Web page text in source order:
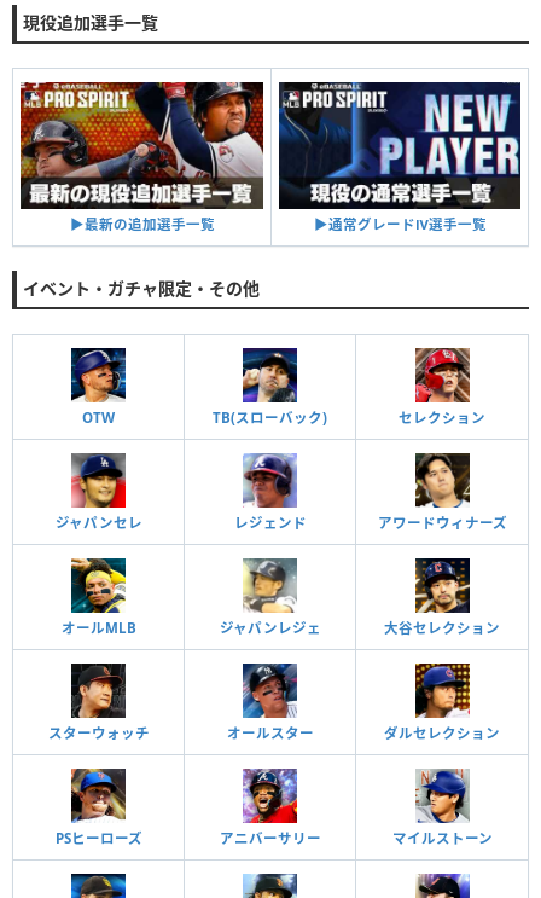
現役追加選手一覧
▶︎最新の追加選手一覧 ▶︎通常グレードⅣ選手一覧
イベント・ガチャ限定・その他
OTW TB(スローバック) セレクション
ジャパンセレ レジェンド アワードウィナーズ
オールMLB ジャパンレジェ 大谷セレクション
スターウォッチ オールスター ダルセレクション
PSヒーローズ アニバーサリー マイルストーン